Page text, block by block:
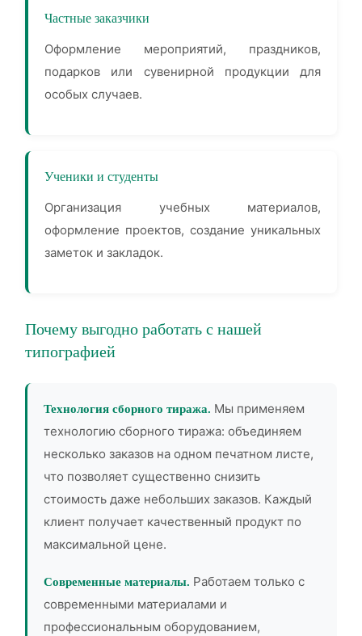
Частные заказчики
Оформление мероприятий, праздников,
подарков или сувенирной продукции для
особых случаев.
Ученики и студенты
Организация учебных материалов,
оформление проектов, создание уникальных
заметок и закладок.
Почему выгодно работать с нашей
типографией
Технология сборного тиража. Мы применяем
технологию сборного тиража: объединяем
несколько заказов на одном печатном листе,
что позволяет существенно снизить
стоимость даже небольших заказов. Каждый
клиент получает качественный продукт по
максимальной цене.
Современные материалы. Работаем только с
современными материалами и
профессиональным оборудованием,